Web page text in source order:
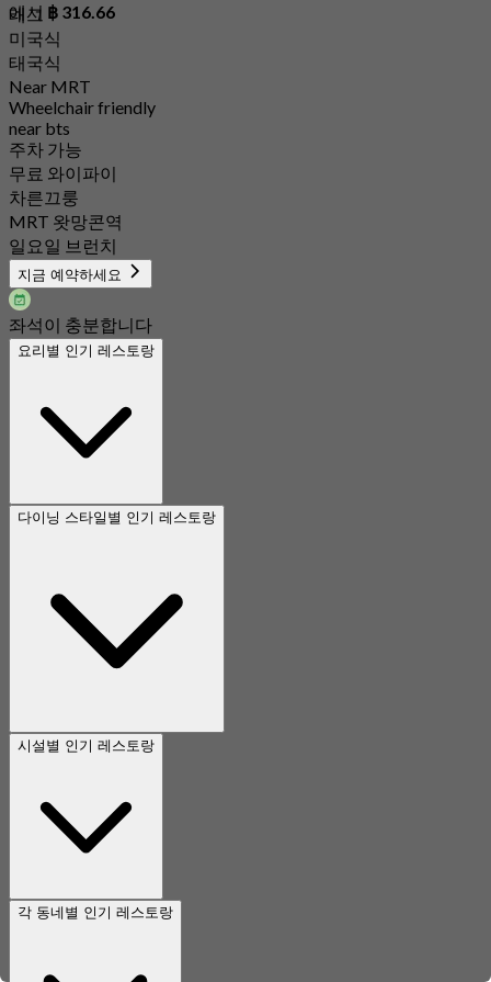
에서 ฿ 316.66
태그
미국식
태국식
Near MRT
Wheelchair friendly
near bts
주차 가능
무료 와이파이
차른끄룽
MRT 왓망콘역
일요일 브런치
지금 예약하세요
좌석이 충분합니다
요리별 인기 레스토랑
다이닝 스타일별 인기 레스토랑
시설별 인기 레스토랑
각 동네별 인기 레스토랑